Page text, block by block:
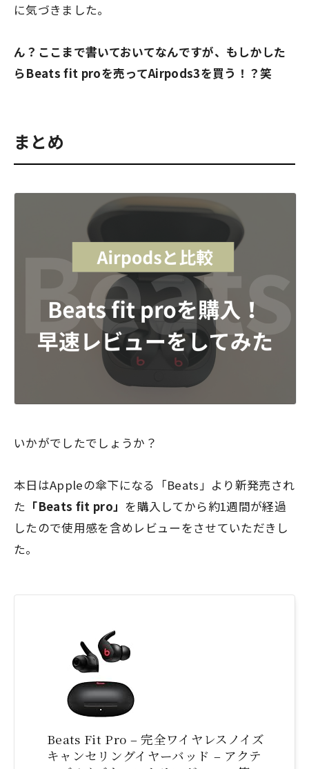
に気づきました。
ん？ここまで書いておいてなんですが、もしかした
らBeats fit proを売ってAirpods3を買う！？笑
まとめ
いかがでしたでしょうか？
本日はAppleの傘下になる「Beats」より新発売され
た 「Beats fit pro」 を購入してから約1週間が経過
したので使用感を含めレビューをさせていただきし
た。
Beats Fit Pro – 完全ワイヤレスノイズ
キャンセリングイヤーバッド – アクテ